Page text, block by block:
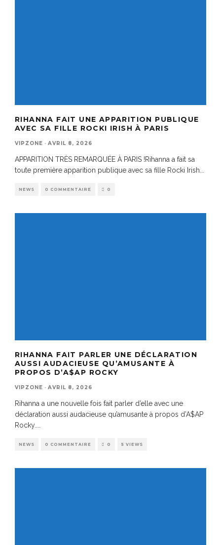
RIHANNA FAIT UNE APPARITION PUBLIQUE
AVEC SA FILLE ROCKI IRISH À PARIS
VIPZONE · AVRIL 8, 2026
APPARITION TRÈS REMARQUÉE À PARIS !Rihanna a fait sa
toute première apparition publique avec sa fille Rocki Irish
NEWS 0 COMMENTAIRE 0
RIHANNA FAIT PARLER UNE DÉCLARATION
AUSSI AUDACIEUSE QU’AMUSANTE À
PROPOS D’A$AP ROCKY
VIPZONE · AVRIL 8, 2026
Rihanna a une nouvelle fois fait parler d’elle avec une
déclaration aussi audacieuse qu’amusante à propos d’A$AP
Rocky....
NEWS 0 COMMENTAIRE 0 5 VIEWS